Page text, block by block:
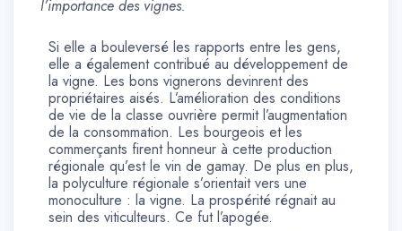
l’importance des vignes.
Si elle a bouleversé les rapports entre les gens,
elle a également contribué au développement de
la vigne. Les bons vignerons devinrent des
propriétaires aisés. L’amélioration des conditions
de vie de la classe ouvrière permit l’augmentation
de la consommation. Les bourgeois et les
commerçants firent honneur à cette production
régionale qu’est le vin de gamay. De plus en plus,
la polyculture régionale s’orientait vers une
monoculture : la vigne. La prospérité régnait au
sein des viticulteurs. Ce fut l’apogée.